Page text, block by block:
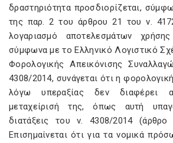
δραστηριότητα προσδιορίζεται,
της παρ. 2 του άρθρου 21 του ν.
λογαριασμό αποτελεσμάτων
σύμφωνα με το Ελληνικό Λογιστικό
Φορολογικής Απεικόνισης
4308/2014, συνάγεται ότι η
λόγω υπεραξίας δεν διαφέρει
μεταχείρισή της, όπως αυτή
διατάξεις του ν. 4308/2014
Επισημαίνεται ότι για τα νομικά